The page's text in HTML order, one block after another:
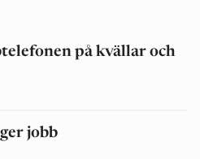
på kvällar och
jobb